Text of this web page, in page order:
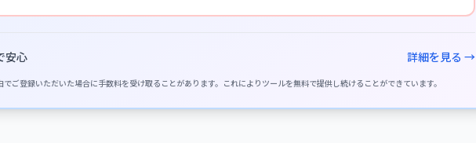
安心 詳細を見る →
ご登録いただいた場合に手数料を受け取ることがあります。これによりツールを無料で提供し続けることができています。